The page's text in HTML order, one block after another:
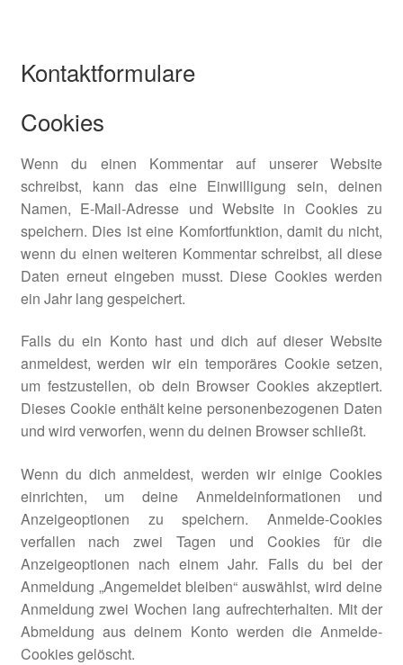
Kontaktformulare
Cookies
Wenn du einen Kommentar auf unserer Website
schreibst, kann das eine Einwilligung sein, deinen
Namen, E-Mail-Adresse und Website in Cookies zu
speichern. Dies ist eine Komfortfunktion, damit du nicht,
wenn du einen weiteren Kommentar schreibst, all diese
Daten erneut eingeben musst. Diese Cookies werden
ein Jahr lang gespeichert.
Falls du ein Konto hast und dich auf dieser Website
anmeldest, werden wir ein temporäres Cookie setzen,
um festzustellen, ob dein Browser Cookies akzeptiert.
Dieses Cookie enthält keine personenbezogenen Daten
und wird verworfen, wenn du deinen Browser schließt.
Wenn du dich anmeldest, werden wir einige Cookies
einrichten, um deine Anmeldeinformationen und
Anzeigeoptionen zu speichern. Anmelde-Cookies
verfallen nach zwei Tagen und Cookies für die
Anzeigeoptionen nach einem Jahr. Falls du bei der
Anmeldung „Angemeldet bleiben“ auswählst, wird deine
Anmeldung zwei Wochen lang aufrechterhalten. Mit der
Abmeldung aus deinem Konto werden die Anmelde-
Cookies gelöscht.